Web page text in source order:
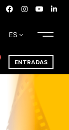
ES
ENTRADAS